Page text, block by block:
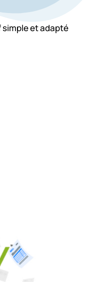
et adapté